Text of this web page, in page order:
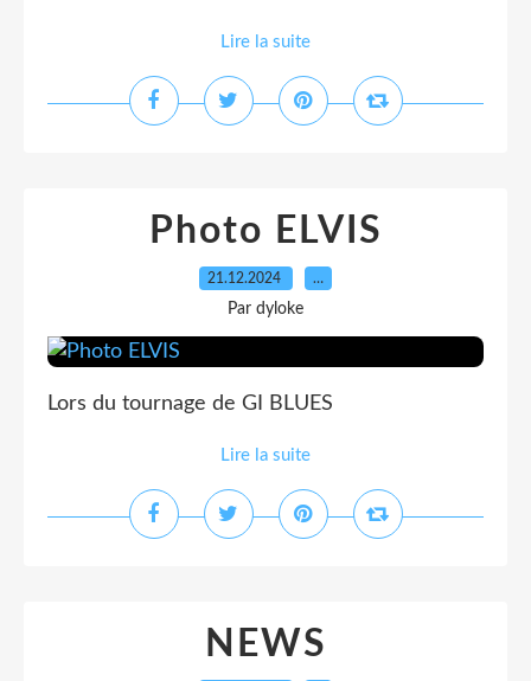
Lire la suite
Photo ELVIS
21.12.2024 …
Par dyloke
Lors du tournage de GI BLUES
Lire la suite
NEWS